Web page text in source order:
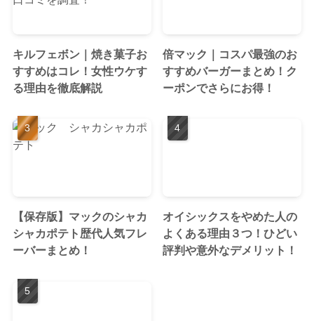
キルフェボン｜焼き菓子お
すすめはコレ！女性ウケす
る理由を徹底解説
倍マック｜コスパ最強のお
すすめバーガーまとめ！ク
ーポンでさらにお得！
【保存版】マックのシャカ
シャカポテト歴代人気フレ
ーバーまとめ！
オイシックスをやめた人の
よくある理由３つ！ひどい
評判や意外なデメリット！